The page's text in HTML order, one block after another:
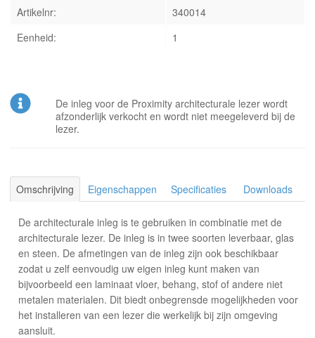
Artikelnr:
340014
Eenheid:
1
De inleg voor de Proximity architecturale lezer wordt
afzonderlijk verkocht en wordt niet meegeleverd bij de
lezer.
Omschrijving Eigenschappen Specificaties Downloads
De architecturale inleg is te gebruiken in combinatie met de
architecturale lezer. De inleg is in twee soorten leverbaar, glas
en steen. De afmetingen van de inleg zijn ook beschikbaar
zodat u zelf eenvoudig uw eigen inleg kunt maken van
bijvoorbeeld een laminaat vloer, behang, stof of andere niet
metalen materialen. Dit biedt onbegrensde mogelijkheden voor
het installeren van een lezer die werkelijk bij zijn omgeving
aansluit.